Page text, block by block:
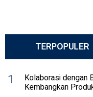
TERPOPULER
1 Kolaborasi dengan
Kembangkan